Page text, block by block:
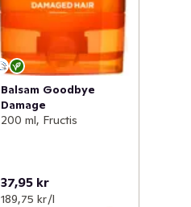
Balsam Goodbye
Damage
200 ml, Fructis
37,95 kr
189,75 kr /l